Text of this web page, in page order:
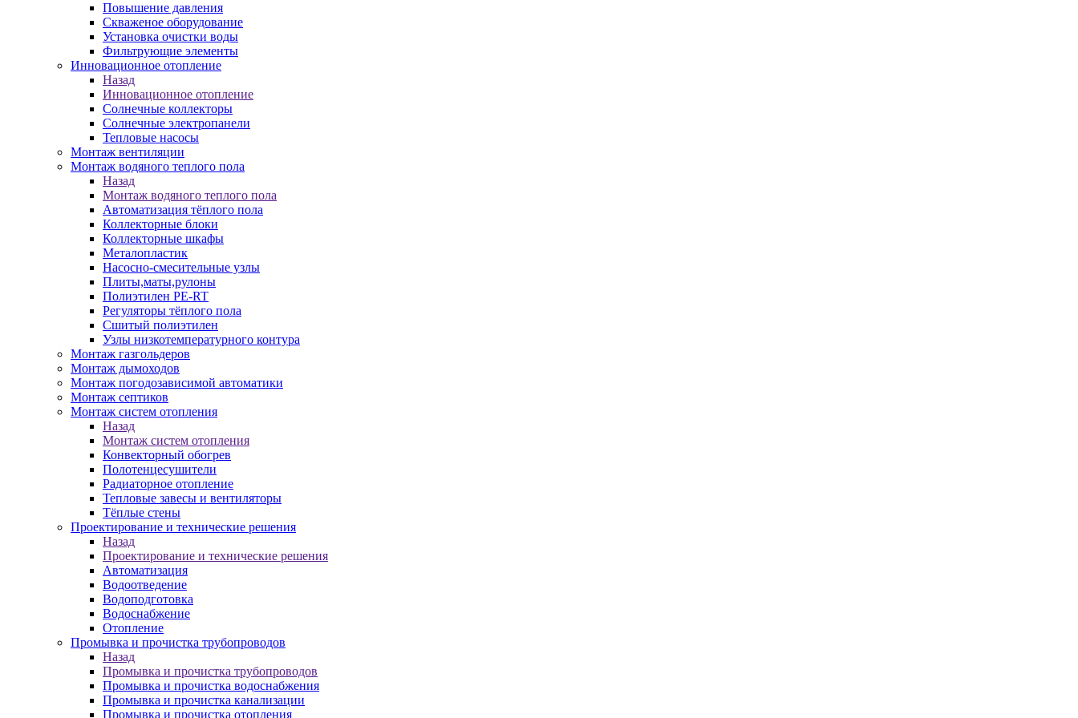
Повышение давления
Скваженое оборудование
Установка очистки воды
Фильтрующие элементы
Инновационное отопление
Назад
Инновационное отопление
Солнечные коллекторы
Солнечные электропанели
Тепловые насосы
Монтаж вентиляции
Монтаж водяного теплого пола
Назад
Монтаж водяного теплого пола
Автоматизация тёплого пола
Коллекторные блоки
Коллекторные шкафы
Металопластик
Насосно-смесительные узлы
Плиты,маты,рулоны
Полиэтилен PE-RT
Регуляторы тёплого пола
Сшитый полиэтилен
Узлы низкотемпературного контура
Монтаж газгольдеров
Монтаж дымоходов
Монтаж погодозависимой автоматики
Монтаж септиков
Монтаж систем отопления
Назад
Монтаж систем отопления
Конвекторный обогрев
Полотенцесушители
Радиаторное отопление
Тепловые завесы и вентиляторы
Тёплые стены
Проектирование и технические решения
Назад
Проектирование и технические решения
Автоматизация
Водоотведение
Водоподготовка
Водоснабжение
Отопление
Промывка и прочистка трубопроводов
Назад
Промывка и прочистка трубопроводов
Промывка и прочистка водоснабжения
Промывка и прочистка канализации
Промывка и прочистка отопления